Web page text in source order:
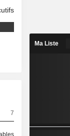
7
Ma Liste